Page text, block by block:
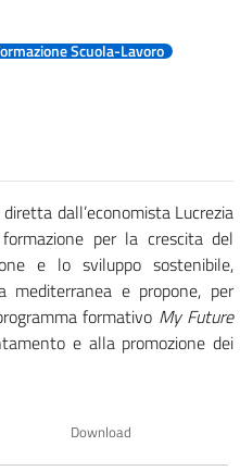
Scuola-Lavoro
dall’economista Lucrezia
per la crescita del
e lo sviluppo sostenibile,
mediterranea e propone, per
formativo My Future
e alla promozione dei
Download